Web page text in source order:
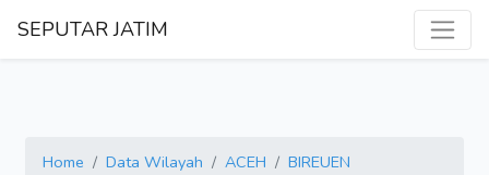
SEPUTAR JATIM
Home Data Wilayah ACEH
BIREUEN